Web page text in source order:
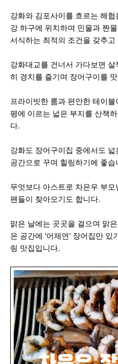
강화와 김포사이를 흐르는 해
강 하구에 위치하여 민물과 짠
서식하는 최적의 조건을 갖추고
강화대교를 건너서 가다보면
히 경치를 즐기며 장어구이를
프라이빗한 룸과 편안한 테이
평에 이르는 넓은 부지를 산책
다.
강화도 장어구이집 중에서도
공간으로 꾸며 힐링하기에 좋습
무엇보다 아스트로 차은우 부
팬들이 찾아오기도 합니다.
맑은 날에는 곳곳을 걸으며 맑
은 공간에 '어제연' 장어집만 있
링 맛집입니다.